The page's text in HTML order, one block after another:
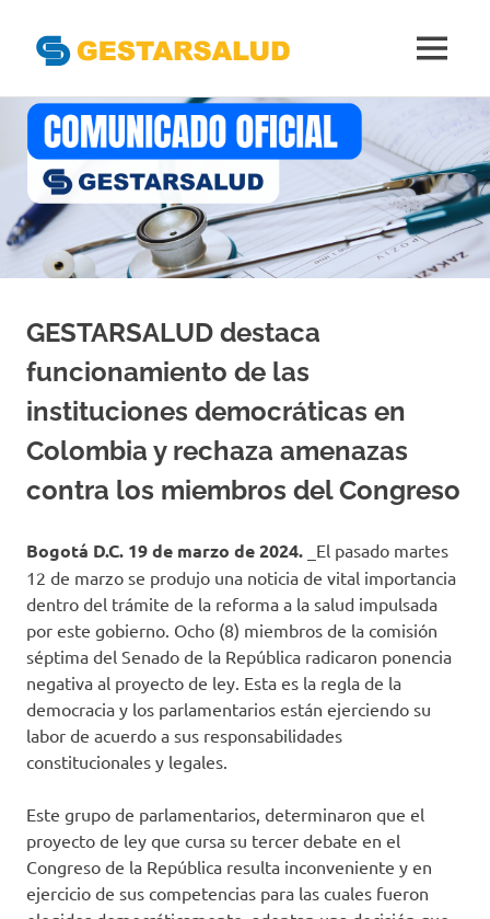
Saltar
contenido
de
Empresas
Gestoras
del
Aseguramiento
de
la
Salud
MENÚ
GESTARSALUD destaca
funcionamiento de las
instituciones democráticas en
Colombia y rechaza amenazas
contra los miembros del Congreso
Bogotá D.C. 19 de marzo de 2024. _El pasado martes
12 de marzo se produjo una noticia de vital importancia
dentro del trámite de la reforma a la salud impulsada
por este gobierno. Ocho (8) miembros de la comisión
séptima del Senado de la República radicaron ponencia
negativa al proyecto de ley. Esta es la regla de la
democracia y los parlamentarios están ejerciendo su
labor de acuerdo a sus responsabilidades
constitucionales y legales.
Este grupo de parlamentarios, determinaron que el
proyecto de ley que cursa su tercer debate en el
Congreso de la República resulta inconveniente y en
ejercicio de sus competencias para las cuales fueron